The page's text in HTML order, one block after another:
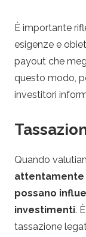
È importante
esigenze e
payout che
questo modo,
investitori
Quando
attentamente
possano
investimenti.
tassazione